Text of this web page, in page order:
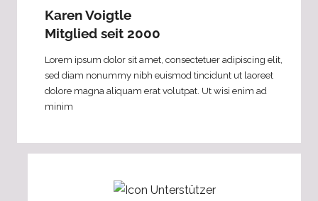
Karen Voigtle
Mitglied seit 2000
Lorem ipsum dolor sit amet, consectetuer adipiscing elit,
sed diam nonummy nibh euismod tincidunt ut laoreet
dolore magna aliquam erat volutpat. Ut wisi enim ad
minim